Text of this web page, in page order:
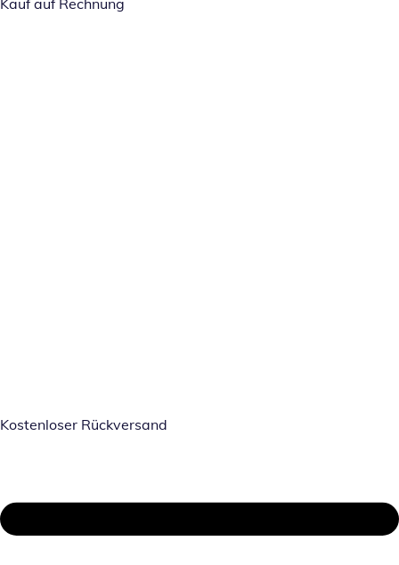
Kauf auf Rechnung
Kostenloser Rückversand